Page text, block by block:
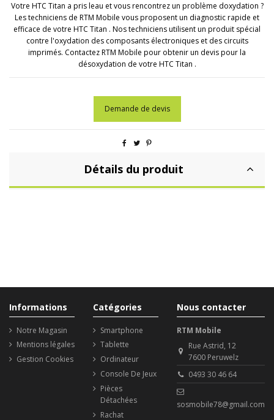
Votre HTC Titan a pris leau et vous rencontrez un problème doxydation ?
Les techniciens de RTM Mobile vous proposent un diagnostic rapide et
efficace de votre HTC Titan . Nos techniciens utilisent un produit spécial
contre l'oxydation des composants électroniques et des circuits
imprimés. Contactez RTM Mobile pour obtenir un devis pour la
désoxydation de votre HTC Titan .
Demande de devis
Détails du produit
Informations
Notre Magasin
Mentions légales
Gestion Cookies
Catégories
Smartphone
Tablette
Ordinateur
Console De Jeux
Pièces
Détachées
Rachat
Nous contacter
RTM Mobile
Rue Astrid, 12
7600 Peruwelz
0493 30 46 64
sosmobile78@gmail.com